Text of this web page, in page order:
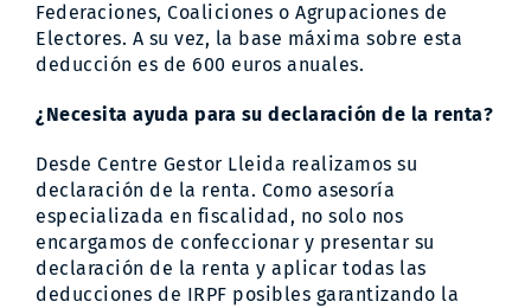
Federaciones, Coaliciones o Agrupaciones de
Electores. A su vez, la base máxima sobre esta
deducción es de 600 euros anuales.
¿Necesita ayuda para su declaración de la renta?
Desde Centre Gestor Lleida realizamos su
declaración de la renta. Como asesoría
especializada en fiscalidad, no solo nos
encargamos de confeccionar y presentar su
declaración de la renta y aplicar todas las
deducciones de IRPF posibles garantizando la